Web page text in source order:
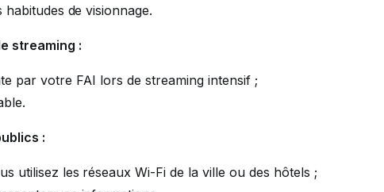
de visionnage.
streaming :
par votre FAI lors de streaming intensif ;
:
utilisez les réseaux Wi-Fi de la ville ou des hôtels ;